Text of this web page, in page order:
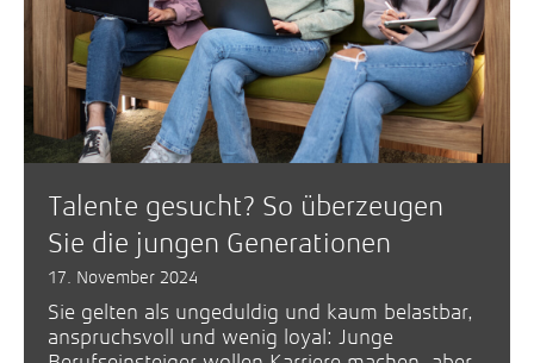
Talente gesucht? So überzeugen
Sie die jungen Generationen
17. November 2024
Sie gelten als ungeduldig und kaum belastbar,
anspruchsvoll und wenig loyal: Junge